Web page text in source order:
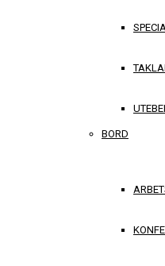
BORD